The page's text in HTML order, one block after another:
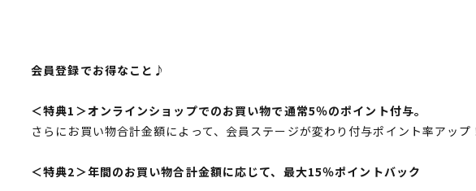
会員登録でお得なこと♪
＜特典1＞オンラインショップでのお買い物で通常5％のポイント付与。
さらにお買い物合計金額によって、会員ステージが変わり付与ポイント率アップ
＜特典2＞年間のお買い物合計金額に応じて、最大15％ポイントバック